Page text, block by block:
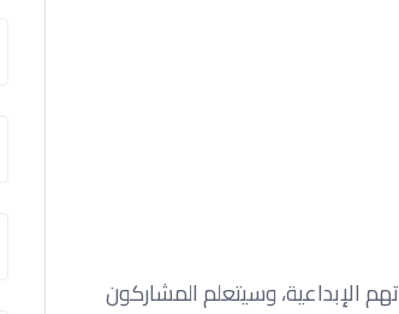
الإبداعية، وسيتعلم المشاركون